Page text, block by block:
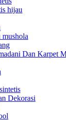
hijau
mushola
Dan Karpet
Dekorasi